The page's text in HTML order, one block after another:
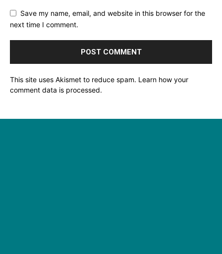
Save my name, email, and website in this browser for the
next time I comment.
This site uses Akismet to reduce spam. Learn how your
comment data is processed.